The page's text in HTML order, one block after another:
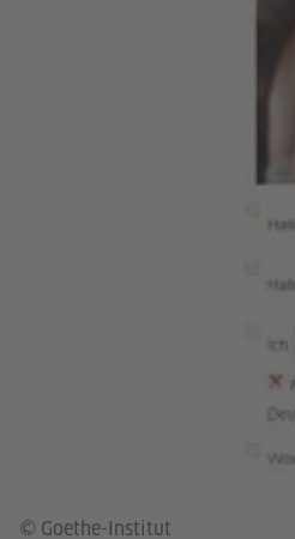
© Goethe-Institut